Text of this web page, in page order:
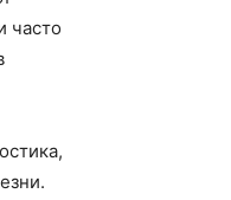
часто